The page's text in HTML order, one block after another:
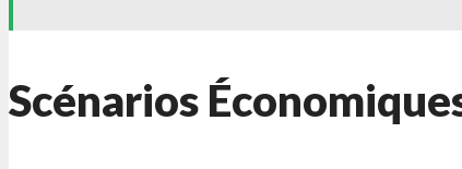
Scénarios